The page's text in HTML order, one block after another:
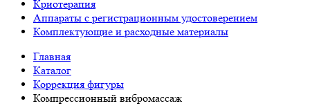
Криотерапия
Аппараты c регистрационным удостоверением
Комплектующие и расходные материалы
Главная
Каталог
Коррекция фигуры
Компрессионный вибромассаж